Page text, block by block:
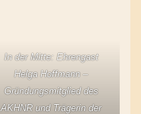
In der Mitte: Ehrengast
Helga Hoffmann –
Gründungsmitglied des
AKHNR und Trägerin der